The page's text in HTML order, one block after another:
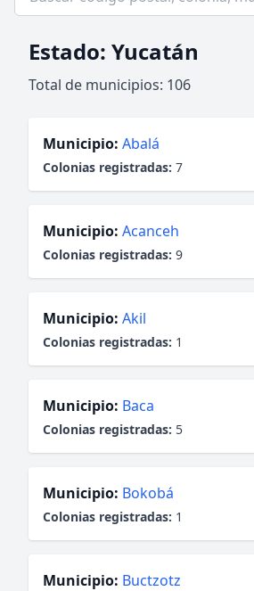
Estado: Yucatán
Total de municipios: 106
Municipio: Abalá
Colonias registradas: 7
Municipio: Acanceh
Colonias registradas: 9
Municipio: Akil
Colonias registradas: 1
Municipio: Baca
Colonias registradas: 5
Municipio: Bokobá
Colonias registradas: 1
Municipio: Buctzotz